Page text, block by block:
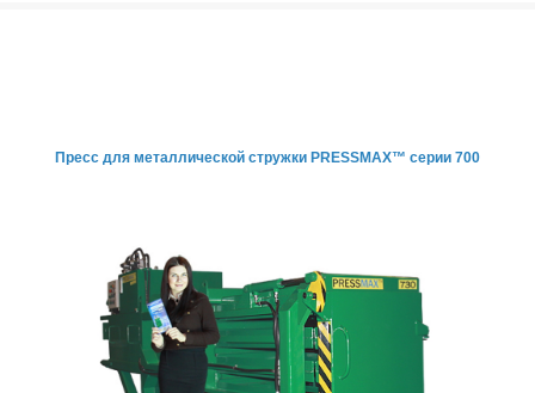
Пресс для металлической стружки PRESSMAX™ серии 700